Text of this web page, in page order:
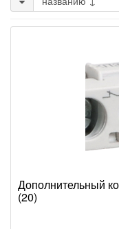
Дополнительный
(20)